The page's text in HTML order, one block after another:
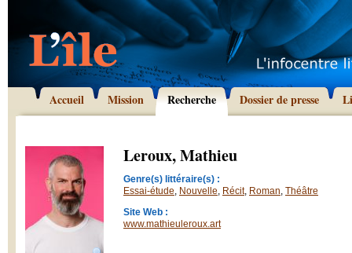
Accueil Mission Recherche Dossier de presse
Leroux, Mathieu
Genre(s) littéraire(s) :
Essai-étude, Nouvelle, Récit, Roman, Théâtre
Site Web :
www.mathieuleroux.art